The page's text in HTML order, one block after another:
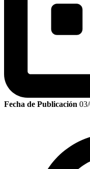
Fecha de Publicación